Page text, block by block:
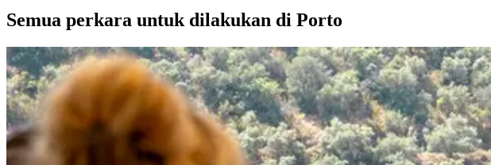
Semua perkara untuk dilakukan di Porto